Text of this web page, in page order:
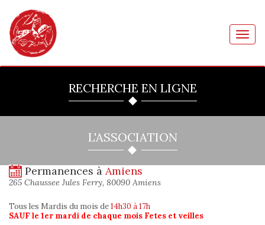
RECHERCHE EN LIGNE
L'ASSOCIATION
Permanences à Amiens
265 Chaussee Jules Ferry, 80090 Amiens
Tous les Mardis du mois de14h30 à 17h
SAUF le 1er mardi de chaque mois Fetes et veilles